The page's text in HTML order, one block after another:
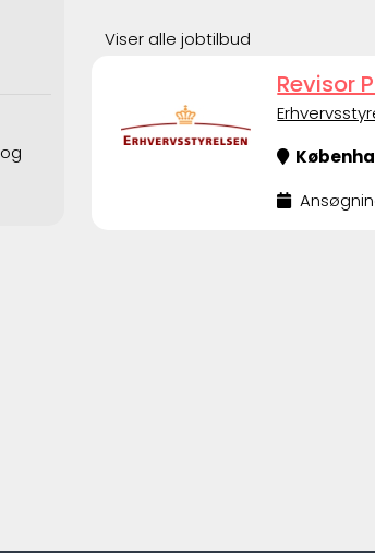
Viser alle jobtilbud
Revisor